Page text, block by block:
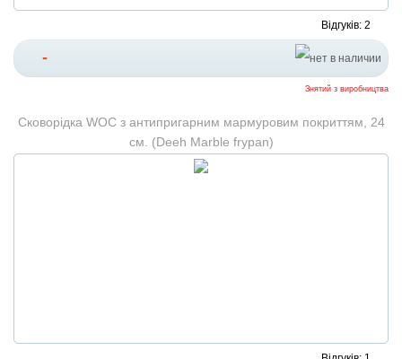
Відгуків: 2
-
Знятий з виробництва
Сковорідка WOC з антипригарним мармуровим покриттям, 24
см. (Deeh Marble frypan)